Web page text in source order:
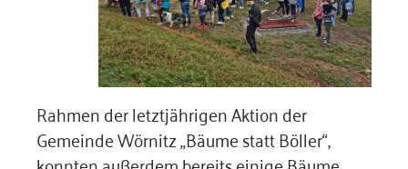
Rahmen der letztjährigen Aktion der
Gemeinde Wörnitz „Bäume statt Böller“,